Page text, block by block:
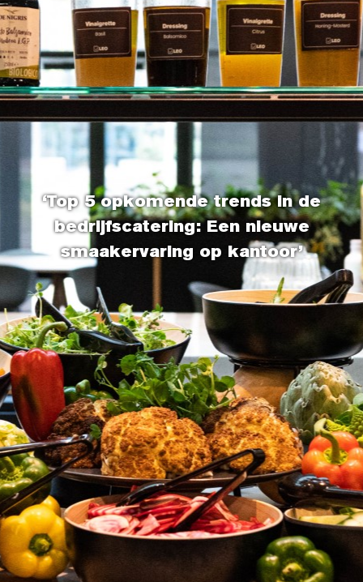
‘Top 5 opkomende trends in de
bedrijfscatering: Een nieuwe
smaakervaring op kantoor’